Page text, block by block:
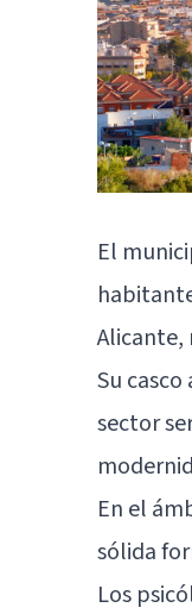
El
Alicante,
Su
sector
En el
sólida
Los